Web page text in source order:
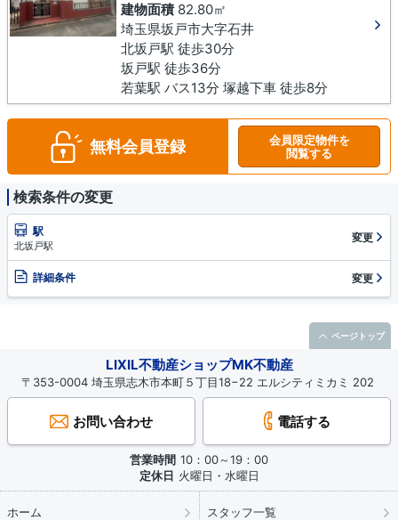
建物面積82.80㎡
埼玉県坂戸市大字石井
北坂戸駅 徒歩30分
坂戸駅 徒歩36分
若葉駅 バス13分 塚越下車 徒歩8分
無料会員登録
会員限定物件を
閲覧する
検索条件の変更
駅
北坂戸駅
変更
詳細条件 変更
LIXIL不動産ショップMK不動産
〒353-0004 埼玉県志木市本町５丁目18−22 エルシティミカミ 202
お問い合わせ 電話する
営業時間 10：00～19：00
定休日 火曜日・水曜日
ホーム スタッフ一覧
ページトップ